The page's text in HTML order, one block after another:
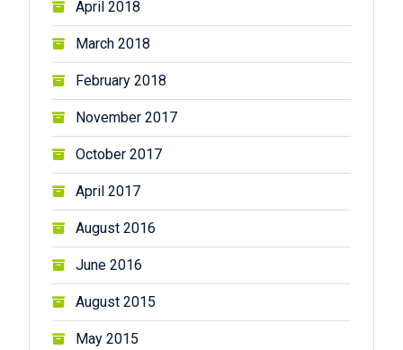
April 2018
March 2018
February 2018
November 2017
October 2017
April 2017
August 2016
June 2016
August 2015
May 2015